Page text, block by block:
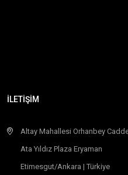
İLETİŞİM
Altay Mahallesi Orhanbey
Ata Yıldız Plaza Eryaman
Etimesgut/Ankara | Türkiye